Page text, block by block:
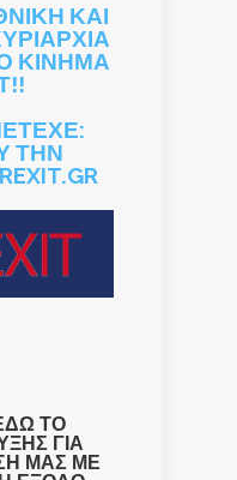
ΚΑΙ
ΚΙΝΗΜΑ
ΤΗΝ
ΤΟ
ΓΙΑ
ΜΑΣ ΜΕ